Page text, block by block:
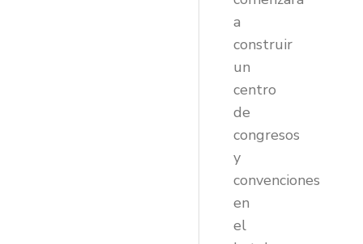
a
construir
un
centro
de
congresos
y
convenciones
en
el